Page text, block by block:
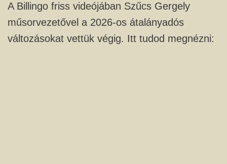
A Billingo friss videójában Szűcs Gergely
műsorvezetővel a 2026-os átalányadós
változásokat vettük végig. Itt tudod megnézni: